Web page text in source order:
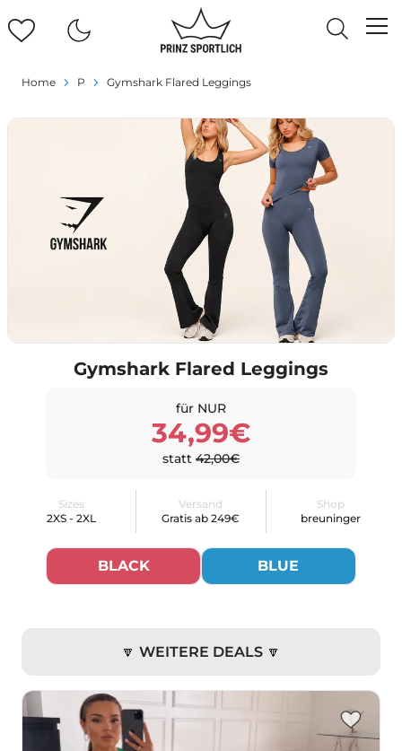
Home P Gymshark Flared Leggings
Gymshark Flared Leggings
für NUR
34,99€
statt 42,00€
Sizes
2XS - 2XL
Versand
Gratis ab 249€
Shop
breuninger
BLACK BLUE
🔽 WEITERE DEALS 🔽